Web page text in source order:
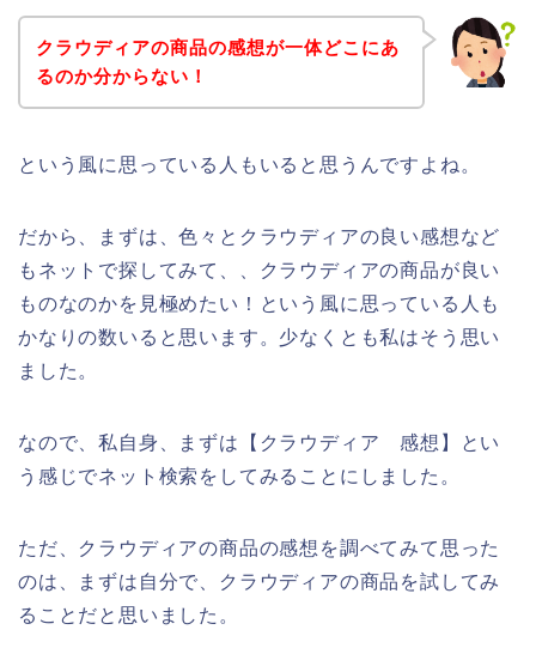
クラウディアの商品の感想が一体どこにあ
るのか分からない！
という風に思っている人もいると思うんですよね。
だから、まずは、色々とクラウディアの良い感想など
もネットで探してみて、、クラウディアの商品が良い
ものなのかを見極めたい！という風に思っている人も
かなりの数いると思います。少なくとも私はそう思い
ました。
なので、私自身、まずは【クラウディア 感想】とい
う感じでネット検索をしてみることにしました。
ただ、クラウディアの商品の感想を調べてみて思った
のは、まずは自分で、クラウディアの商品を試してみ
ることだと思いました。